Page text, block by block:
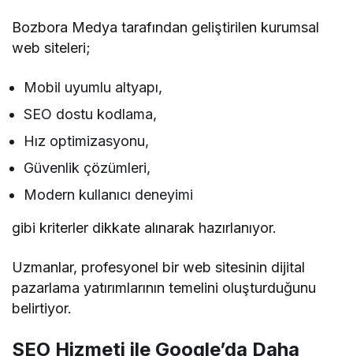
Bozbora Medya tarafından geliştirilen kurumsal
web siteleri;
Mobil uyumlu altyapı,
SEO dostu kodlama,
Hız optimizasyonu,
Güvenlik çözümleri,
Modern kullanıcı deneyimi
gibi kriterler dikkate alınarak hazırlanıyor.
Uzmanlar, profesyonel bir web sitesinin dijital
pazarlama yatırımlarının temelini oluşturduğunu
belirtiyor.
SEO Hizmeti ile Google’da Daha